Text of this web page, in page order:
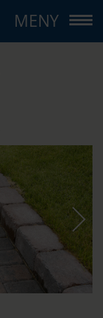
MENY